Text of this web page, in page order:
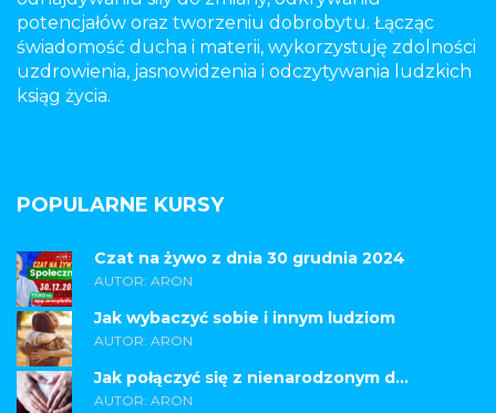
potencjałów oraz tworzeniu dobrobytu. Łącząc
świadomość ducha i materii, wykorzystuję zdolności
uzdrowienia, jasnowidzenia i odczytywania ludzkich
ksiąg życia.
POPULARNE KURSY
Czat na żywo z dnia 30 grudnia 2024
AUTOR: ARON
Jak wybaczyć sobie i innym ludziom
AUTOR: ARON
Jak połączyć się z nienarodzonym d...
AUTOR: ARON